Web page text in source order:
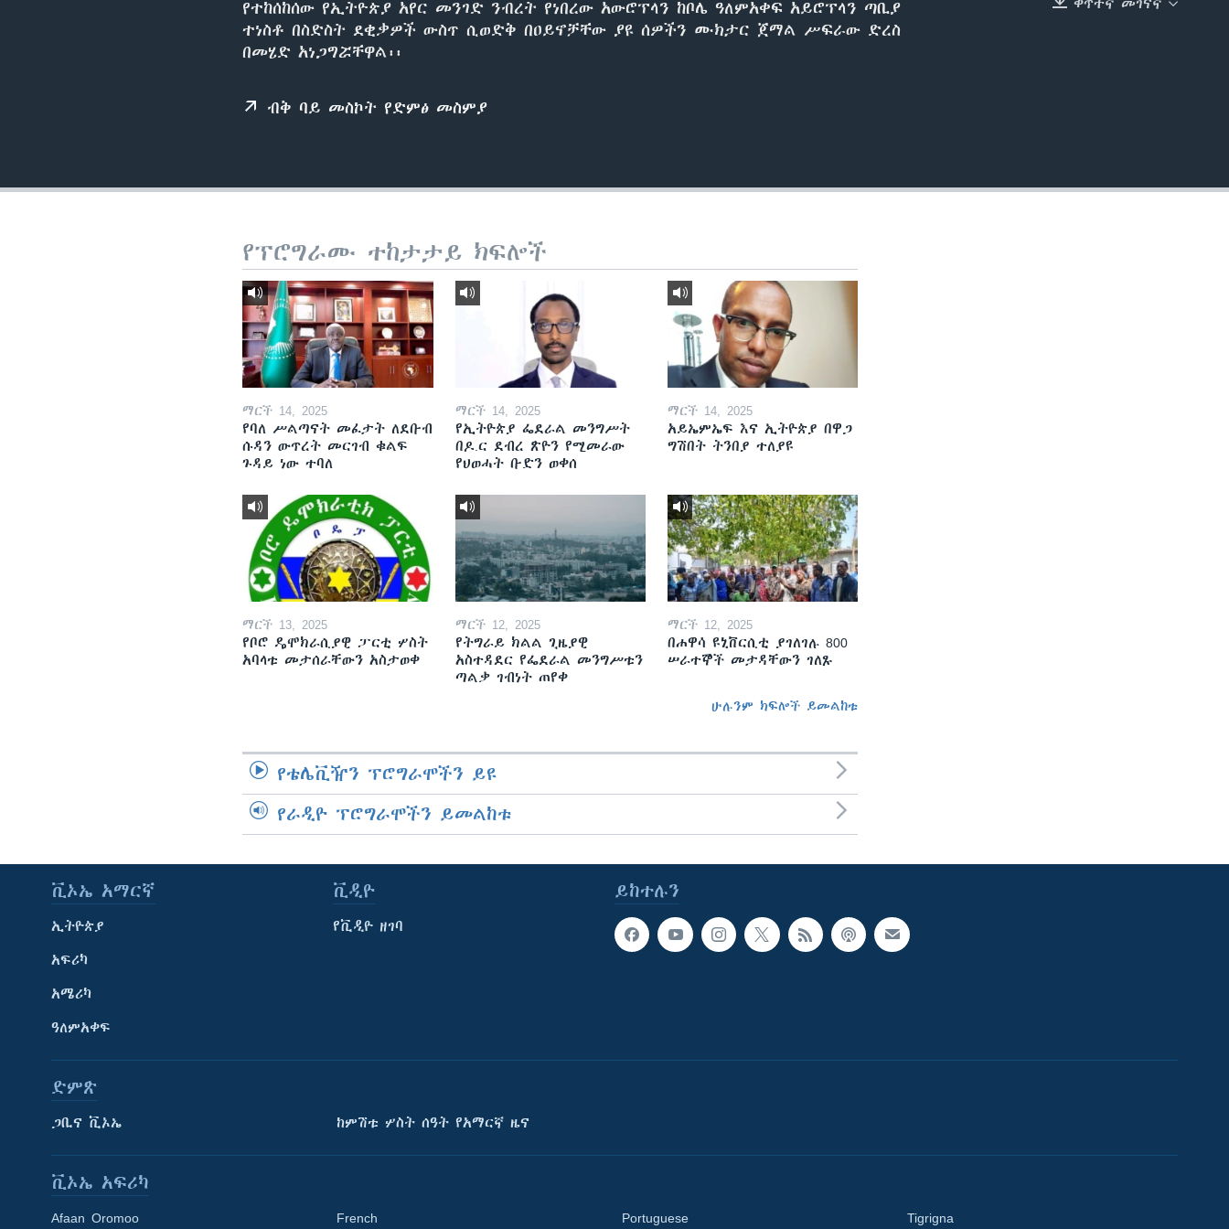
EMBED
የተከሰከሰው የኢትዮጵያ አየር መንገድ ንብረት የነበረው አውሮፕላን ከቦሌ ዓለምአቀፍ አይሮፕላን ጣቢያ
ተነስቶ በስድስት ደቂቃዎች ውስጥ ሲወድቅ በዐይኖቻቸው ያዩ ሰዎችን ሙክታር ጀማል ሥፍራው ድረስ
በመሄድ አነጋግሯቸዋል፡፡
ብቅ ባይ መስኮት የድምፅ መስምያ
የፕሮግራሙ ተከታታይ ክፍሎች
ማርች 14, 2025
የባለ ሥልጣናት መፈታት ለደቡብ
ሱዳን ውጥረት መርገብ ቁልፍ
ጉዳይ ነው ተባለ
ማርች 14, 2025
የኢትዮጵያ ፌደራል መንግሥት
በዶ.ር ደብረ ጽዮን የሚመራው
የህወሓት ቡድን ወቀሰ
ማርች 14, 2025
አይኤምኤፍ እና ኢትዮጵያ በዋጋ
ግሽበት ትንበያ ተለያዩ
ማርች 13, 2025
የቦሮ ዴሞክራሲያዊ ፓርቲ ሦስት
አባላቱ መታሰራቸውን አስታወቀ
ማርች 12, 2025
የትግራይ ክልል ጊዜያዊ
አስተዳደር የፌደራል መንግሥቱን
ጣልቃ ገብነት ጠየቀ
ማርች 12, 2025
በሐዋሳ ዩኒቨርሲቲ ያገለገሉ 800
ሠራተኞች መታዳቸውን ገለጹ
ሁሉንም ክፍሎች ይመልከቱ
የቴሌቪዥን ፕሮግራሞችን ይዩ
የራዲዮ ፕሮግራሞችን ይመልከቱ
ይከተሉን
ቪኦኤ አማርኛ
ኢትዮጵያ
አፍሪካ
አሜሪካ
ዓለምአቀፍ
ቪዲዮ
የቪዲዮ ዘገባ
ድምጽ
ጋቢና ቪኦኤ ከምሽቱ ሦስት ሰዓት የአማርኛ ዜና
ቪኦኤ አፍሪካ
Afaan Oromoo French Portuguese Tigrigna